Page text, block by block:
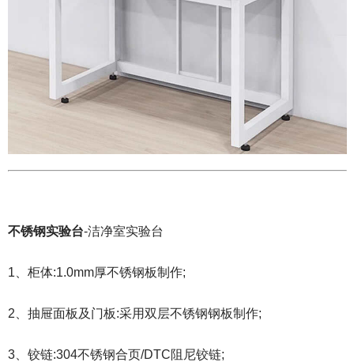
不锈钢实验台-洁净室实验台
1、柜体:1.0mm厚不锈钢板制作;
2、抽屉面板及门板:采用双层不锈钢钢板制作;
3、铰链:304不锈钢合页/DTC阻尼铰链;